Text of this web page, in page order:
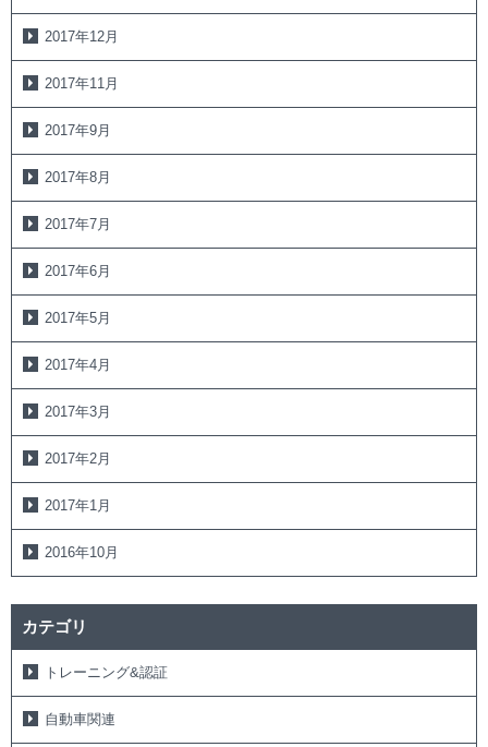
2017年12月
2017年11月
2017年9月
2017年8月
2017年7月
2017年6月
2017年5月
2017年4月
2017年3月
2017年2月
2017年1月
2016年10月
カテゴリ
トレーニング&認証
自動車関連